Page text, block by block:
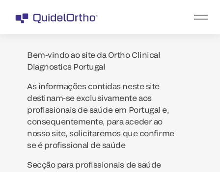
Bem-vindo ao site da Ortho Clinical
Diagnostics Portugal
As informações contidas neste site
destinam-se exclusivamente aos
profissionais de saúde em Portugal e,
consequentemente, para aceder ao
nosso site, solicitaremos que confirme
se é profissional de saúde
Secção para profissionais de saúde